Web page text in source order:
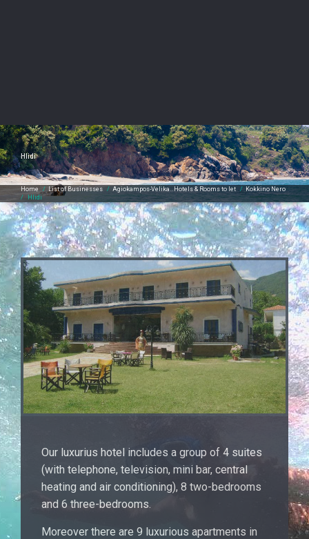
Hlidi
Home / List of Businesses / Agiokampos-Velika…Hotels & Rooms to let / Kokkino Nero
/
Hlidi
Our luxurius hotel includes a group of 4 suites
(with telephone, television, mini bar, central
heating and air conditioning), 8 two-bedrooms
and 6 three-bedrooms.
Moreover there are 9 luxurious apartments in